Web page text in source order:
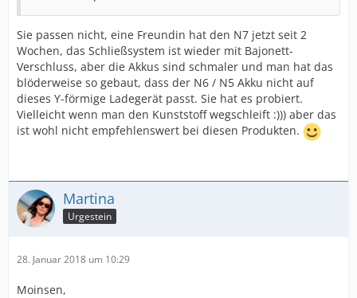
Sie passen nicht, eine Freundin hat den N7 jetzt seit 2
Wochen, das Schließsystem ist wieder mit Bajonett-
Verschluss, aber die Akkus sind schmaler und man hat das
blöderweise so gebaut, dass der N6 / N5 Akku nicht auf
dieses Y-förmige Ladegerät passt. Sie hat es probiert.
Vielleicht wenn man den Kunststoff wegschleift :))) aber das
ist wohl nicht empfehlenswert bei diesen Produkten.
Martina
Urgestein
28. Januar 2018 um 10:29
Moinsen,